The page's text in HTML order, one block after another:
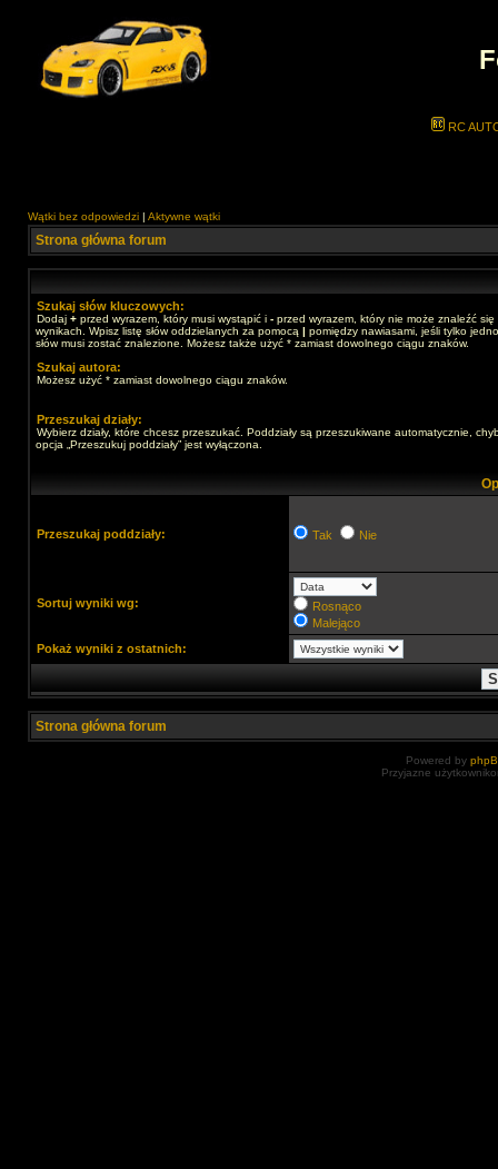
RC
Wątki bez odpowiedzi | Aktywne wątki
Strona główna forum
Szukaj słów kluczowych:
Dodaj + przed wyrazem, który musi wystąpić i - przed wyrazem, który nie może znaleźć się
wynikach. Wpisz listę słów oddzielanych za pomocą | pomiędzy nawiasami, jeśli tylko
słów musi zostać znalezione. Możesz także użyć * zamiast dowolnego ciągu znaków.
Szukaj autora:
Możesz użyć * zamiast dowolnego ciągu znaków.
Przeszukaj działy:
Wybierz działy, które chcesz przeszukać. Poddziały są przeszukiwane automatycznie,
opcja „Przeszukuj poddziały” jest wyłączona.
Przeszukaj poddziały: Tak Nie
Sortuj wyniki wg:
Rosnąco
Malejąco
Pokaż wyniki z ostatnich:
Strona główna forum
Powered by
Przyjazne